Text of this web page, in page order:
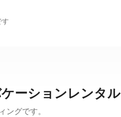
す
ーションレンタル
グです。